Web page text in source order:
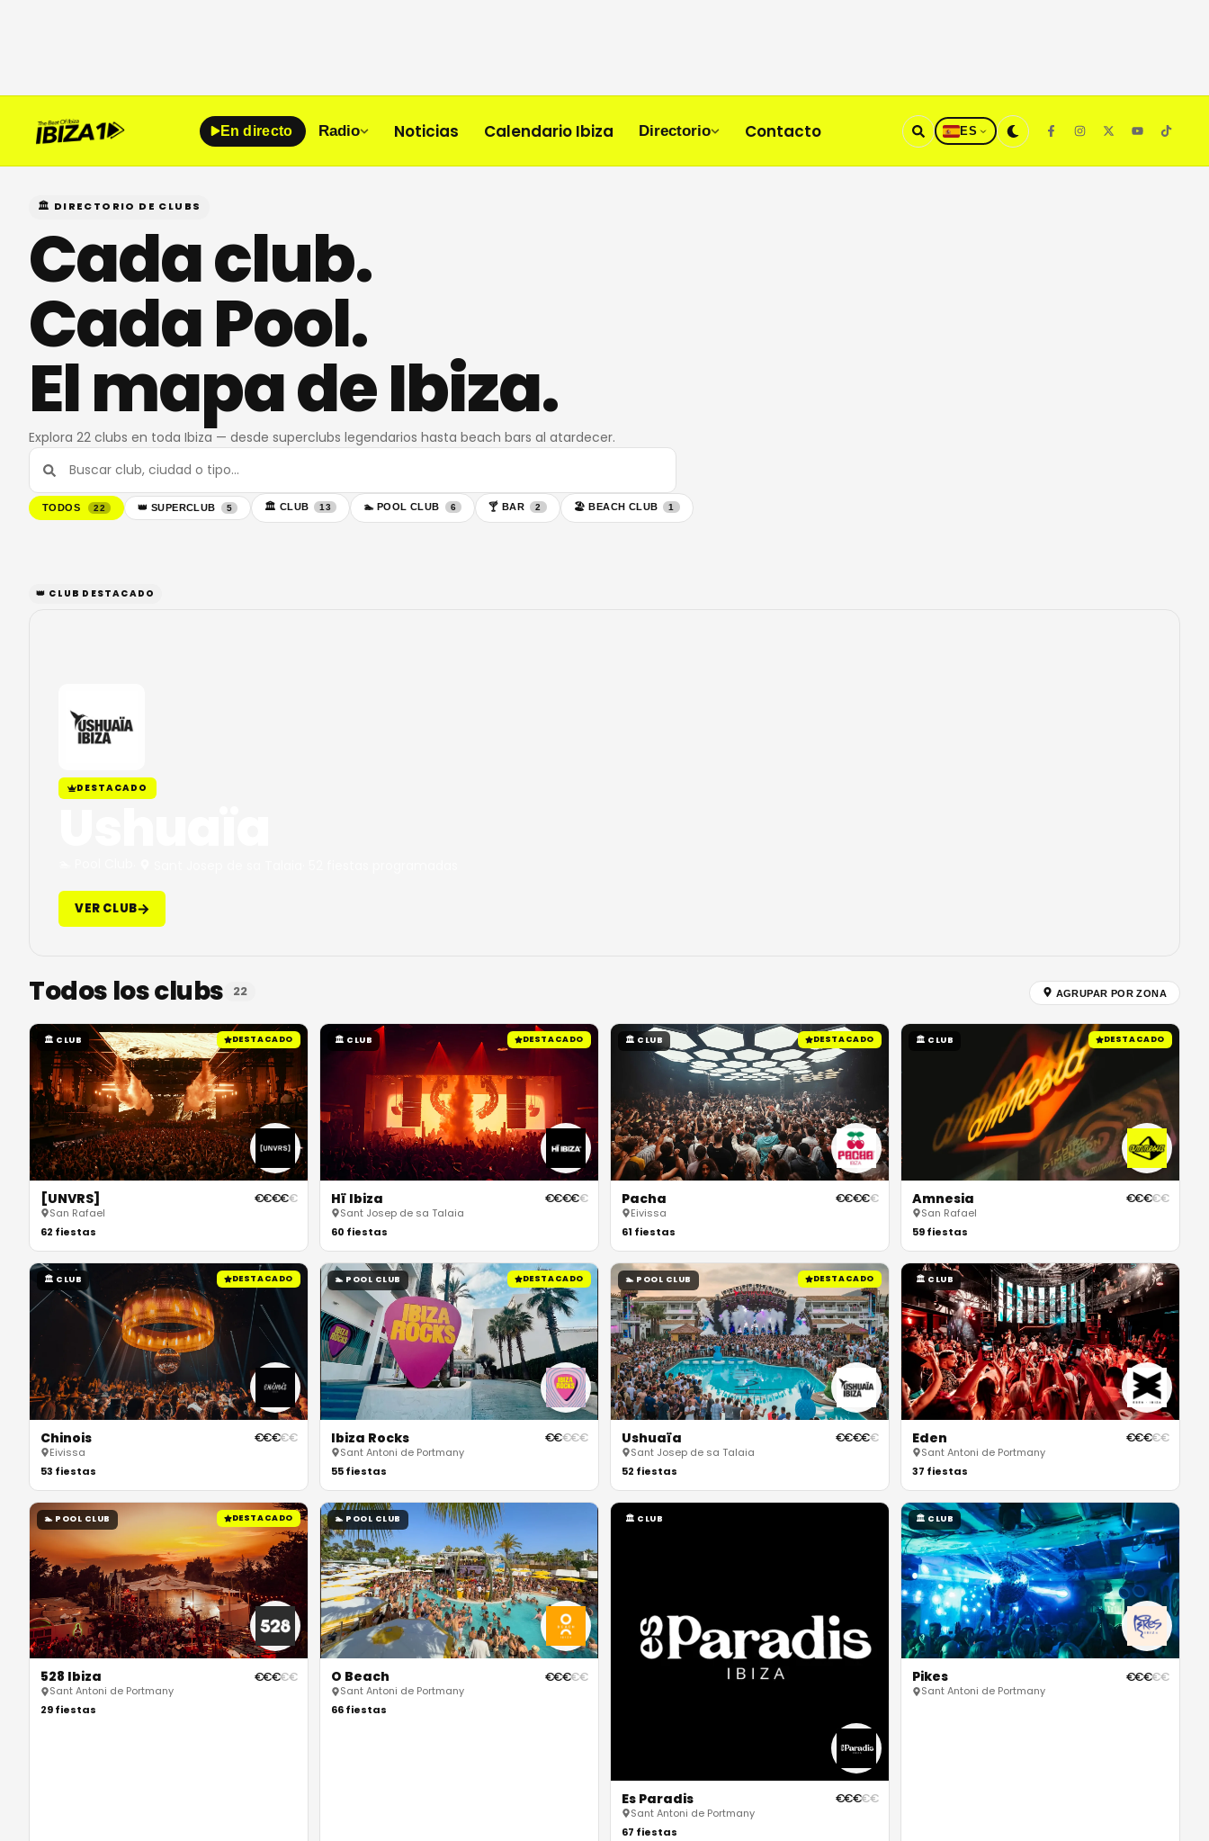
En directo Radio Noticias Calendario Ibiza Directorio Contacto ES
🏛 DIRECTORIO DE CLUBS
Cada club.
Cada Pool.
El mapa de Ibiza.
Explora 22 clubs en toda Ibiza — desde superclubs legendarios hasta beach bars al atardecer.
TODOS 22 👑 SUPERCLUB 5 🏛 CLUB 13 🏊 POOL CLUB 6 🍸 BAR 2 🏖 BEACH CLUB 1
👑 CLUB DESTACADO
DESTACADO
VER CLUB
Todos los clubs 22 AGRUPAR POR ZONA
DESTACADO
🏛 CLUB
[UNVRS] €€€€€
San Rafael
62 fiestas
DESTACADO
🏛 CLUB
Hï Ibiza €€€€€
Sant Josep de sa Talaia
60 fiestas
DESTACADO
🏛 CLUB
Pacha €€€€€
Eivissa
61 fiestas
DESTACADO
🏛 CLUB
Amnesia €€€€€
San Rafael
59fiestas
DESTACADO
🏛 CLUB
Chinois €€€€€
Eivissa
53 fiestas
DESTACADO
🏊 POOL CLUB
Ibiza Rocks €€€€€
Sant Antoni de Portmany
55fiestas
DESTACADO
🏊 POOL CLUB
Ushuaïa €€€€€
Sant Josep de sa Talaia
52 fiestas
🏛 CLUB
Eden €€€€€
Sant Antoni de Portmany
37 fiestas
DESTACADO
🏊 POOL CLUB
528 Ibiza €€€€€
Sant Antoni de Portmany
29fiestas
🏊 POOL CLUB
O Beach €€€€€
Sant Antoni de Portmany
66fiestas
🏛 CLUB
Es Paradis €€€€€
Sant Antoni de Portmany
67 fiestas
🏛 CLUB
Pikes €€€€€
Sant Antoni de Portmany